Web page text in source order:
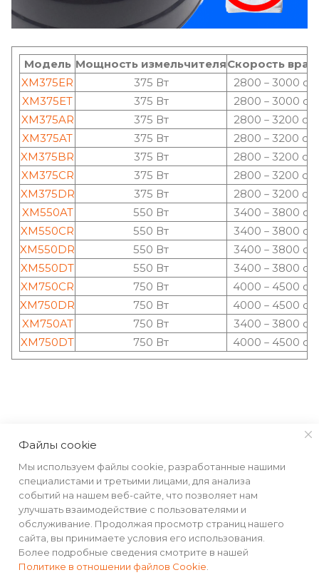
Модель Мощность измельчителяСкорость
XM375ER
375 Вт
2800－3000
XM375ET
375 Вт
2800－3000
XM375AR
375 Вт
2800－3200
XM375AT
375 Вт
2800－3200
XM375BR
375 Вт
2800－3200
XM375CR
375 Вт
2800－3200
XM375DR
375 Вт
2800－3200
XM550AT
550 Вт
3400－3800
XM550CR
550 Вт
3400－3800
XM550DR
550 Вт
3400－3800
XM550DT
550 Вт
3400－3800
XM750CR
750 Вт
4000－4500
XM750DR
750 Вт
4000－4500
XM750AT
750 Вт
3400－3800
XM750DT
750 Вт 4000－4500
КАТАЛОГ
РЕКВИЗИТЫ
ПОМОЩЬ
Файлы cookie
Мы используем файлы cookie, разработанные нашими
специалистами и третьими лицами, для анализа
событий на нашем веб-сайте, что позволяет нам
улучшать взаимодействие с пользователями и
обслуживание. Продолжая просмотр страниц нашего
сайта, вы принимаете условия его использования.
Более подробные сведения смотрите в нашей
Политике в отношении файлов Cookie